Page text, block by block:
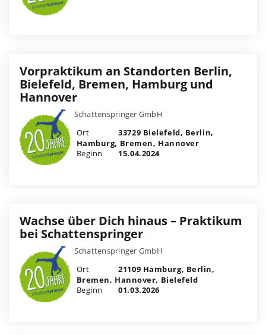
Vorpraktikum an Standorten Berlin,
Bielefeld, Bremen, Hamburg und
Hannover
Schattenspringer GmbH
Ort
33729 Bielefeld, Berlin,
Hamburg, Bremen, Hannover
Beginn
15.04.2024
Wachse über Dich hinaus – Praktikum
bei Schattenspringer
Schattenspringer GmbH
Ort
21109 Hamburg, Berlin,
Bremen, Hannover, Bielefeld
Beginn
01.03.2026